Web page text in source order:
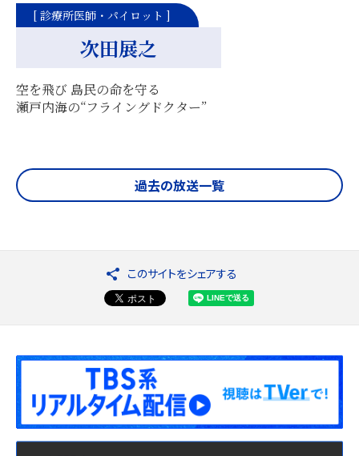
次田展之
[ 診療所医師・パイロット ]
空を飛び 島民の命を守る
瀬戸内海の“フライングドクター”
過去の放送一覧
このサイトをシェアする